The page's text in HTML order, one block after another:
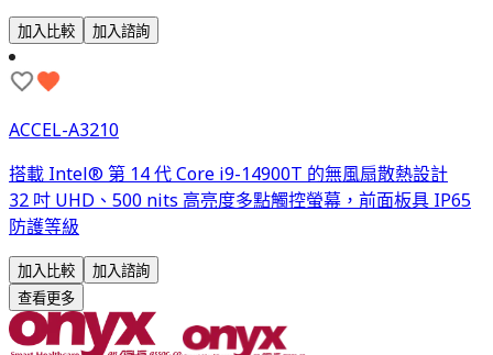
加入比較 加入諮詢
ACCEL-A3210
搭載 Intel® 第 14 代 Core i9-14900T 的無風扇散熱設計
32 吋 UHD、500 nits 高亮度多點觸控螢幕，前面板具 IP65
防護等級
加入比較
加入諮詢
查看更多